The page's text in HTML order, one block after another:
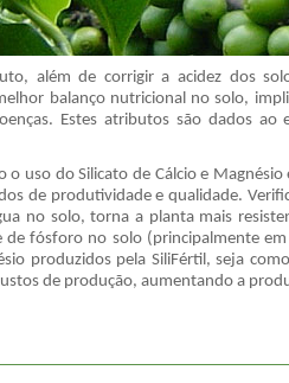
além de corrigir a acidez dos
balanço nutricional no solo,
Estes atributos são dados ao
o uso do Silicato de Cálcio e
de produtividade e qualidade.
no solo, torna a planta mais
de fósforo no solo (principalmente
produzidos pela SiliFértil, seja
de produção, aumentando a